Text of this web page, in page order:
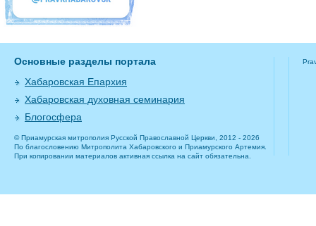
Основные разделы портала
Хабаровская Епархия
Хабаровская духовная семинария
Блогосфера
© Приамурская митрополия Русской Православной Церкви, 2012 - 2026
По благословению Митрополита Хабаровского и Приамурского Артемия.
При копировании материалов активная ссылка на сайт обязательна.